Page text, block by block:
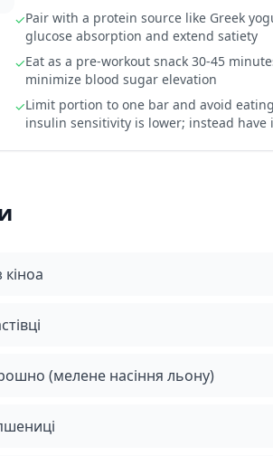
✓Pair with a protein source like Greek
glucose absorption and extend satiety
✓Eat as a pre-workout snack 30-45
minimize blood sugar elevation
✓Limit portion to one bar and avoid
insulin sensitivity is lower; instead
(мелене насіння льону)